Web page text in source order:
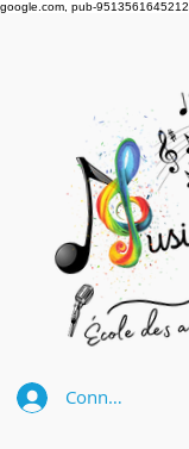
google.com, pub-
Connexion